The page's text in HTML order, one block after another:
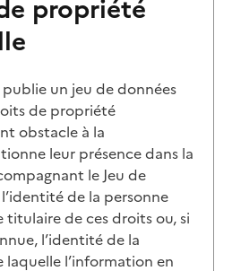
publie un jeu de données
de propriété
obstacle à la
leur présence dans la
le Jeu de
de la personne
titulaire de ces droits ou, si
l’identité de la
laquelle l’information en